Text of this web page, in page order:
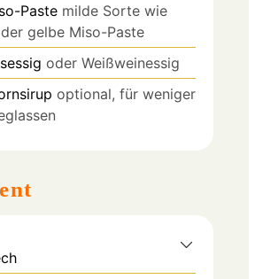
Paste milde Sorte wie
gelbe Miso-Paste
oder Weißweinessig
optional, für weniger